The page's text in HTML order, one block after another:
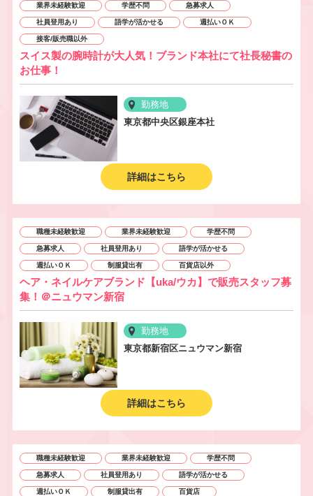
業界未経験歓迎 学歴不問 急募求人
社員登用あり 語学が活かせる 週払いＯＫ
接客/販売職以外
スイス製の腕時計が大人気！ブランド本社にて社長秘書の
お仕事！
勤務地
東京都中央区銀座本社
詳細はこちら
職種未経験歓迎 業界未経験歓迎 学歴不問
急募求人 社員登用あり 語学が活かせる
週払いＯＫ 制服貸出有 百貨店以外
ヘア・ネイルケアブランド【uka/ウカ】で販売スタッフ募
集！＠ニュウマン新宿
勤務地
東京都新宿区ニュウマン新宿
詳細はこちら
職種未経験歓迎 業界未経験歓迎 学歴不問
急募求人 社員登用あり 語学が活かせる
週払いＯＫ 制服貸出有 百貨店